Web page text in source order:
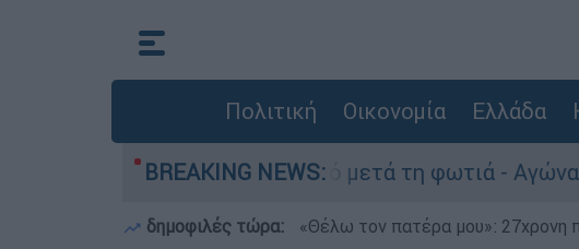
Πολιτική Οικονομία Ελλάδα
BREAKING NEWS:
στο Πόρτο Γερμανό μετά τη φωτιά - Αγώνας για
δημοφιλές τώρα: «Θέλω τον πατέρα μου»: 27χρονη